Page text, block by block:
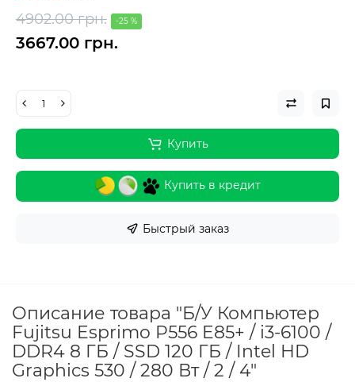
4902.00 грн. -25 %
3667.00 грн.
Купить
Купить в кредит
Быстрый заказ
Описание товара "Б/У Компьютер
Fujitsu Esprimo P556 E85+ / i3-6100 /
DDR4 8 ГБ / SSD 120 ГБ / Intel HD
Graphics 530 / 280 Вт / 2 / 4"